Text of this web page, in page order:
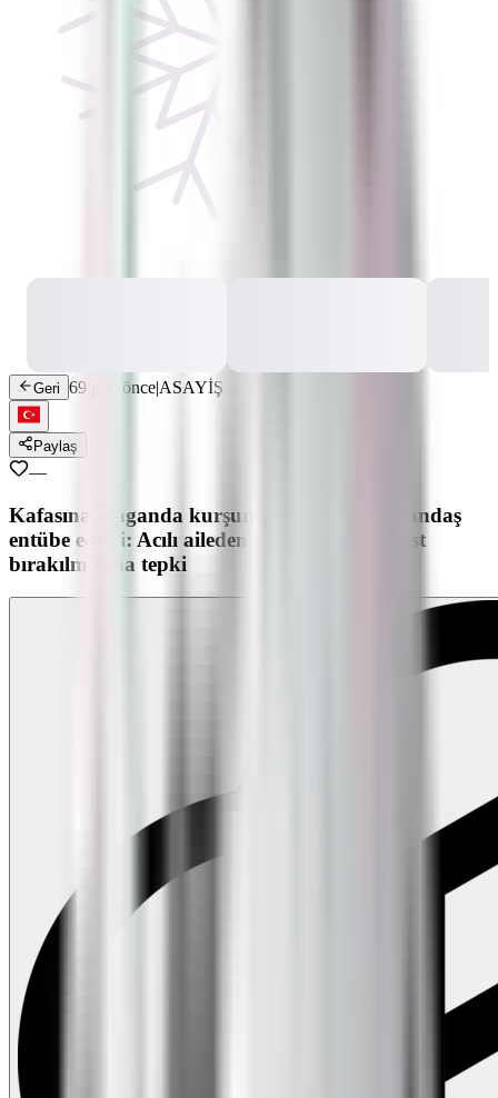
Geri 69 gün önce|ASAYİŞ
Paylaş
—
Kafasına maganda kurşunu isabet eden vatandaş
entübe edildi: Acılı aileden şüphelilerin serbest
bırakılmasına tepki